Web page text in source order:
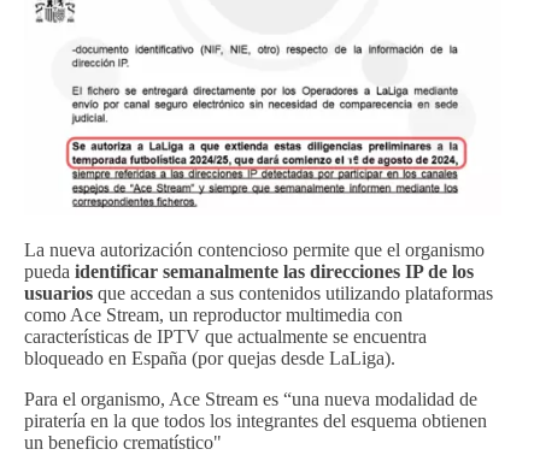
La nueva autorización contencioso permite que el organismo
pueda identificar semanalmente las direcciones IP de los
usuarios que accedan a sus contenidos utilizando plataformas
como Ace Stream, un reproductor multimedia con
características de IPTV que actualmente se encuentra
bloqueado en España (por quejas desde LaLiga).
Para el organismo, Ace Stream es “una nueva modalidad de
piratería en la que todos los integrantes del esquema obtienen
un beneficio crematístico"